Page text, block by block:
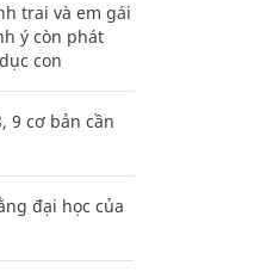
trai và em gái
ý còn phát
con
9 cơ bản cần
đại học của